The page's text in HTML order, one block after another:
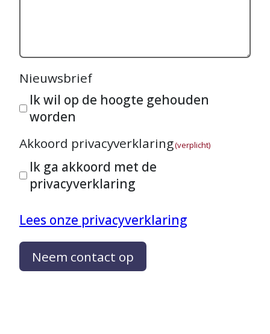
Nieuwsbrief
Ik wil op de hoogte gehouden
worden
Akkoord privacyverklaring(verplicht)
Ik ga akkoord met de
privacyverklaring
Lees onze privacyverklaring
Neem contact op